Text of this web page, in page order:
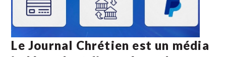
Le Journal Chrétien est un média